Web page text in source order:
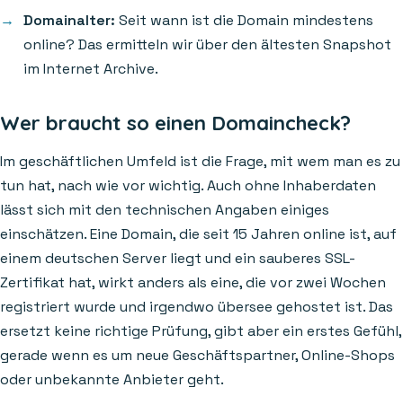
Domainalter: Seit wann ist die Domain mindestens
online? Das ermitteln wir über den ältesten Snapshot
im Internet Archive.
Wer braucht so einen Domaincheck?
Im geschäftlichen Umfeld ist die Frage, mit wem man es zu
tun hat, nach wie vor wichtig. Auch ohne Inhaberdaten
lässt sich mit den technischen Angaben einiges
einschätzen. Eine Domain, die seit 15 Jahren online ist, auf
einem deutschen Server liegt und ein sauberes SSL-
Zertifikat hat, wirkt anders als eine, die vor zwei Wochen
registriert wurde und irgendwo übersee gehostet ist. Das
ersetzt keine richtige Prüfung, gibt aber ein erstes Gefühl,
gerade wenn es um neue Geschäftspartner, Online-Shops
oder unbekannte Anbieter geht.